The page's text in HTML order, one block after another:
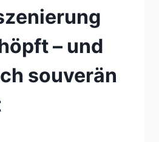
– und
souverän